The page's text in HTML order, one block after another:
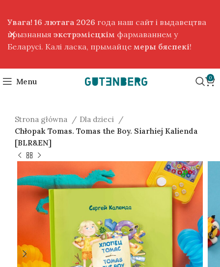
Menu 0
Strona główna
Dla dzieci
Chłopak Tomas. Tomas the Boy. Siarhiej Kalienda
[BLR&EN]
Увага! 16 лютага 2026 года наш сайт і выдавецтва
прызнаныя экстрэмісцкім фармаваннем у
Беларусі. Калі ласка, прымайце меры бяспекі!